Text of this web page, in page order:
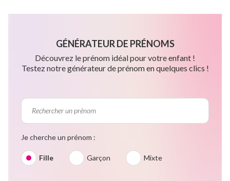
GÉNÉRATEUR DE PRÉNOMS
Découvrez le prénom idéal pour votre enfant !
Testez notre générateur de prénom en quelques clics !
Je cherche un prénom :
Fille Garçon Mixte